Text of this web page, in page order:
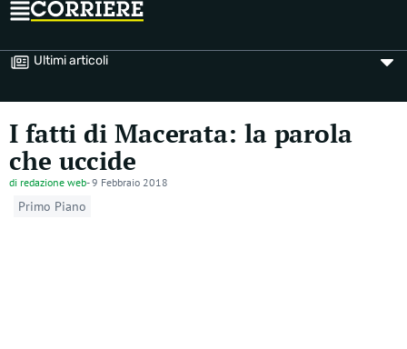
Ultimi articoli
I fatti di Macerata: la parola
che uccide
di redazione web-9 Febbraio 2018
Primo Piano